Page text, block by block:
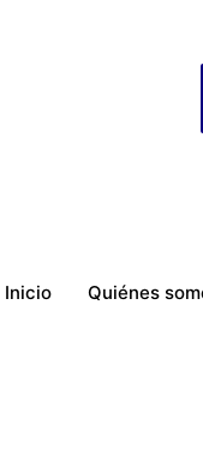
Inicio Quiénes